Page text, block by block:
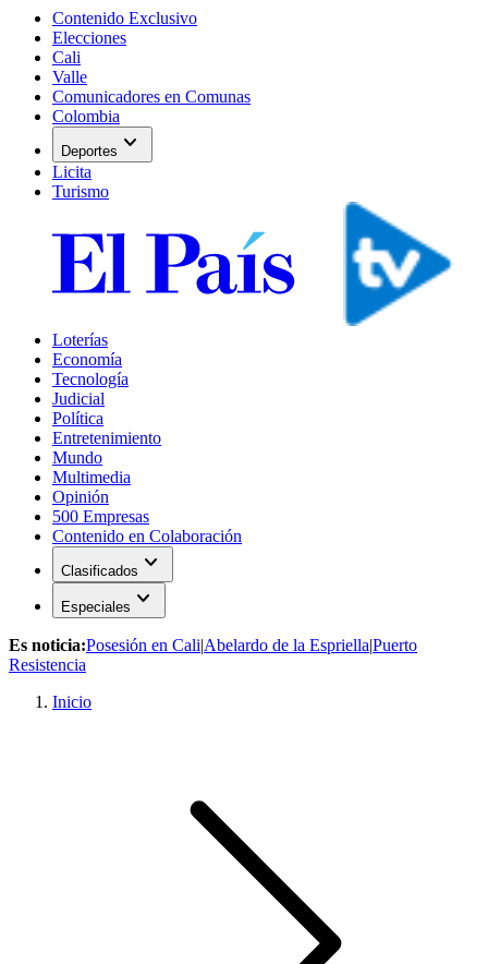
Contenido Exclusivo
Elecciones
Cali
Valle
Comunicadores en Comunas
Colombia
Deportes expand_more
Licita
Turismo
Loterías
Economía
Tecnología
Judicial
Política
Entretenimiento
Mundo
Multimedia
Opinión
500 Empresas
Contenido en Colaboración
Clasificados expand_more
Especiales expand_more
Es noticia:Posesión en Cali|Abelardo de la Espriella|Puerto
Resistencia
Inicio